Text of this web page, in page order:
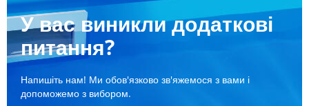
У вас виникли додаткові
питання?
Напишіть нам! Ми обов'язково зв'яжемося з вами і
допоможемо з вибором.